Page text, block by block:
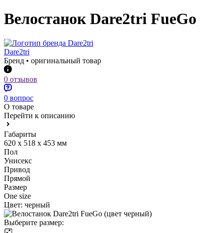
Велостанок Dare2tri FueGo
Dare2tri
Бренд • оригинальный товар
0 отзывов
0 вопрос
О товаре
Перейти к описанию
Габариты
620 х 518 х 453 мм
Пол
Унисекс
Привод
Прямой
Размер
One size
Цвет: черный
Выберите размер: